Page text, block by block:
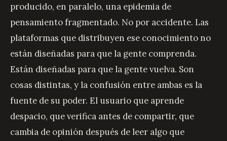
producido, en paralelo, una epidemia de
pensamiento fragmentado. No por accidente. Las
plataformas que distribuyen ese conocimiento no
están diseñadas para que la gente comprenda.
Están diseñadas para que la gente vuelva. Son
cosas distintas, y la confusión entre ambas es la
fuente de su poder. El usuario que aprende
despacio, que verifica antes de compartir, que
cambia de opinión después de leer algo que